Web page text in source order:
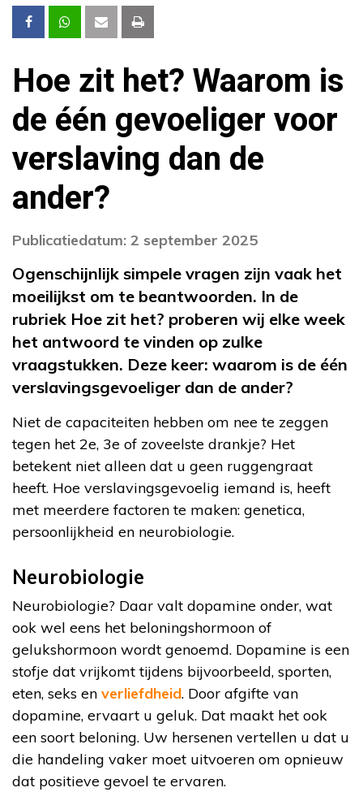
Hoe zit het? Waarom is
de één gevoeliger voor
verslaving dan de
ander?
Publicatiedatum: 2 september 2025
Ogenschijnlijk simpele vragen zijn vaak het
moeilijkst om te beantwoorden. In de
rubriek Hoe zit het? proberen wij elke week
het antwoord te vinden op zulke
vraagstukken. Deze keer: waarom is de één
verslavingsgevoeliger dan de ander?
Niet de capaciteiten hebben om nee te zeggen
tegen het 2e, 3e of zoveelste drankje? Het
betekent niet alleen dat u geen ruggengraat
heeft. Hoe verslavingsgevoelig iemand is, heeft
met meerdere factoren te maken: genetica,
persoonlijkheid en neurobiologie.
Neurobiologie
Neurobiologie? Daar valt dopamine onder, wat
ook wel eens het beloningshormoon of
gelukshormoon wordt genoemd. Dopamine is een
stofje dat vrijkomt tijdens bijvoorbeeld, sporten,
eten, seks en verliefdheid. Door afgifte van
dopamine, ervaart u geluk. Dat maakt het ook
een soort beloning. Uw hersenen vertellen u dat u
die handeling vaker moet uitvoeren om opnieuw
dat positieve gevoel te ervaren.